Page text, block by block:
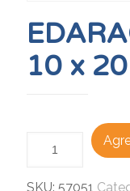
10 x
SKU: 57051